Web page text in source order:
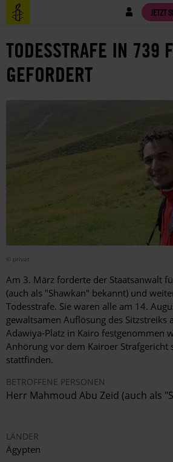
Direkt
zum
Benutzermenü JETZT
TODESSTRAFE IN 739
GEFORDERT
© privat
Am 3. März forderte der Staatsanwalt
(auch als "Shawkan" bekannt) und
Todesstrafe. Sie waren alle am 14.
gewaltsamen Auflösung des Sitzstreiks
Adawiya-Platz in Kairo festgenommen
Anhörung vor dem Kairoer Strafgericht
stattfinden.
BETROFFENE PERSONEN
Herr Mahmoud Abu Zeid (auch als "
LÄNDER
Ägypten